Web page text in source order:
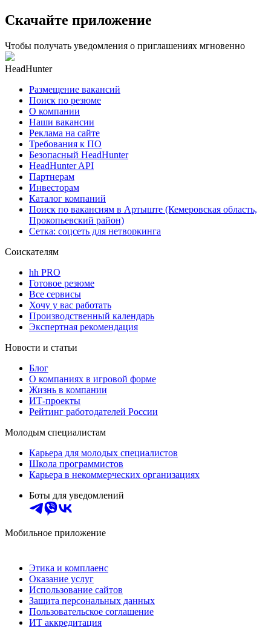
Скачайте приложение
Чтобы получать уведомления о приглашениях мгновенно
HeadHunter
Размещение вакансий
Поиск по резюме
О компании
Наши вакансии
Реклама на сайте
Требования к ПО
Безопасный HeadHunter
HeadHunter API
Партнерам
Инвесторам
Каталог компаний
Поиск по вакансиям в Артыште (Кемеровская область,
Прокопьевский район)
Сетка: соцсеть для нетворкинга
Соискателям
hh PRO
Готовое резюме
Все сервисы
Хочу у вас работать
Производственный календарь
Экспертная рекомендация
Новости и статьи
Блог
О компаниях в игровой форме
Жизнь в компании
ИТ-проекты
Рейтинг работодателей России
Молодым специалистам
Карьера для молодых специалистов
Школа программистов
Карьера в некоммерческих организациях
Боты для уведомлений
Мобильное приложение
Этика и комплаенс
Оказание услуг
Использование сайтов
Защита персональных данных
Пользовательское соглашение
ИТ аккредитация